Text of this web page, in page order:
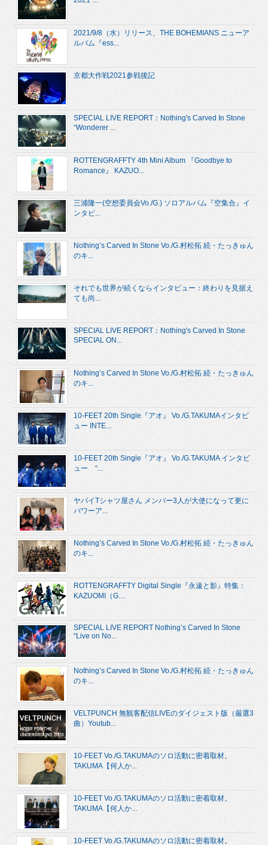
2021/9/8（水）リリース、THE BOHEMIANS ニューア
ルバム『ess...
京都大作戦2021参戦後記
SPECIAL LIVE REPORT：Nothing's Carved In Stone
“Wonderer ...
ROTTENGRAFFTY 4th Mini Album 『Goodbye to
Romance』 KAZUO...
三浦隆一(空想委員会Vo./G.) ソロアルバム『空集合』イ
ンタビ...
Nothing’s Carved In Stone Vo./G.村松拓 続・たっきゅん
のキ...
それでも世界が続くならインタビュー：終わりを見据え
ても尚...
SPECIAL LIVE REPORT：Nothing's Carved In Stone
SPECIAL ON...
Nothing’s Carved In Stone Vo./G.村松拓 続・たっきゅん
のキ...
10-FEET 20th Single『アオ』 Vo./G.TAKUMAインタビ
ュー INTE...
10-FEET 20th Single『アオ』 Vo./G.TAKUMA インタビ
ュー “...
ヤバイTシャツ屋さん メンバー3人が大使になって更に
パワーア...
Nothing’s Carved In Stone Vo./G.村松拓 続・たっきゅん
のキ...
ROTTENGRAFFTY Digital Single『永遠と影』特集：
KAZUOMI（G....
SPECIAL LIVE REPORT Nothing’s Carved In Stone
“Live on No...
Nothing’s Carved In Stone Vo./G.村松拓 続・たっきゅん
のキ...
VELTPUNCH 無観客配信LIVEのダイジェスト版（厳選3
曲）Youtub...
10-FEET Vo./G.TAKUMAのソロ活動に密着取材。
TAKUMA【何人か...
10-FEET Vo./G.TAKUMAのソロ活動に密着取材。
TAKUMA【何人か...
10-FEET Vo./G.TAKUMAのソロ活動に密着取材。